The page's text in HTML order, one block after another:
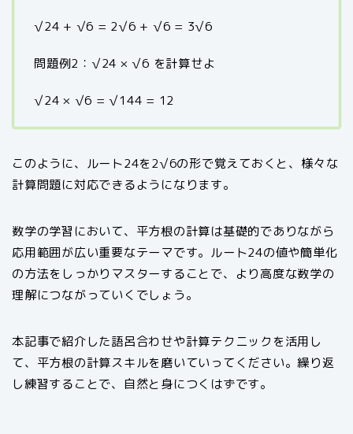
√24 + √6 = 2√6 + √6 = 3√6
問題例2：√24 × √6 を計算せよ
√24 × √6 = √144 = 12
このように、ルート24を2√6の形で覚えておくと、様々な
計算問題に対応できるようになります。
数学の学習において、平方根の計算は基礎的でありながら
応用範囲が広い重要なテーマです。ルート24の値や簡単化
の方法をしっかりマスターすることで、より高度な数学の
理解につながっていくでしょう。
本記事で紹介した語呂合わせや計算テクニックを活用し
て、平方根の計算スキルを磨いていってください。繰り返
し練習することで、自然と身につくはずです。